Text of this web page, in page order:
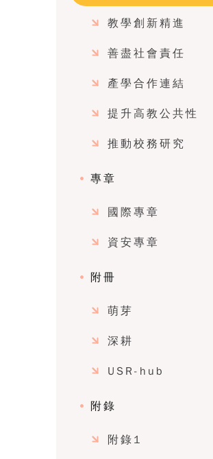
教學創新精進
善盡社會責任
產學合作連結
提升高教公共性
推動校務研究
專章
國際專章
資安專章
附冊
萌芽
深耕
USR-hub
附錄
附錄1